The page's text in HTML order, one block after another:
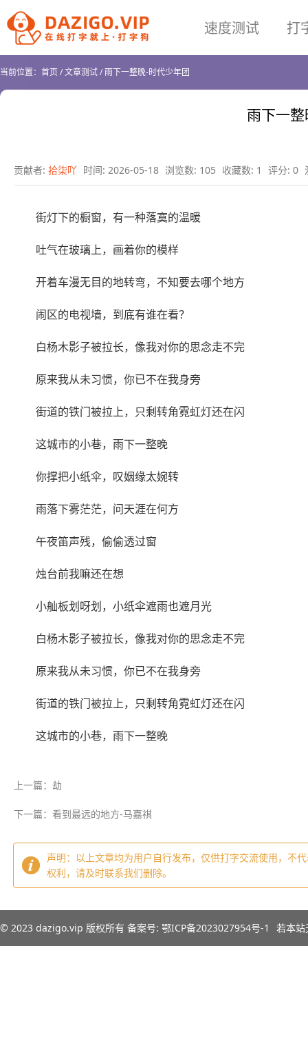
速度测试 打
当前位置： 首页/文章测试/雨下一整晚-时代少年团
雨下一
贡献者: 拾柒吖 时间: 2026-05-18 浏览数: 105 收藏数: 1 评分: 0
街灯下的橱窗，有一种落寞的温暖
吐气在玻璃上，画着你的模样
开着车漫无目的地转弯，不知要去哪个地方
闹区的电视墙，到底有谁在看？
白杨木影子被拉长，像我对你的思念走不完
原来我从未习惯，你已不在我身旁
街道的铁门被拉上，只剩转角霓虹灯还在闪
这城市的小巷，雨下一整晚
你撑把小纸伞，叹姻缘太婉转
雨落下雾茫茫，问天涯在何方
午夜笛声残，偷偷透过窗
烛台前我嘛还在想
小舢板划呀划，小纸伞遮雨也遮月光
白杨木影子被拉长，像我对你的思念走不完
原来我从未习惯，你已不在我身旁
街道的铁门被拉上，只剩转角霓虹灯还在闪
这城市的小巷，雨下一整晚‌‌
上一篇：劫
下一篇：看到最远的地方-马嘉祺
声明：以上文章均为用户自行发布，仅供打字交流使用，不
权利，请及时联系我们删除。
© 2023 dazigo.vip 版权所有 备案号: 鄂ICP备2023027954号-1 若本